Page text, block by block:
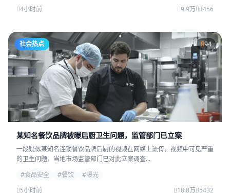
4小时前
9.9万 3456
社会热点 94
某知名餐饮品牌被曝后厨卫生问题，监管部门已立案
一段疑似某知名连锁餐饮品牌后厨的视频在网络上流传，视频中可见严重
的卫生问题，当地市场监管部门已对此立案调查...
#食品安全
#餐饮
#曝光
5小时前
18.8万 5432